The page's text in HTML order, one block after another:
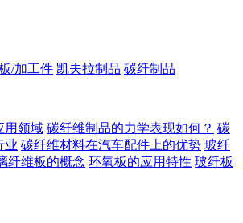
/加工件 凯夫拉制品 碳纤制品
用领域 碳纤维制品的力学表现如何？ 碳
业 碳纤维材料在汽车配件上的优势 玻纤
纤维板的概念 环氧板的应用特性 玻纤板